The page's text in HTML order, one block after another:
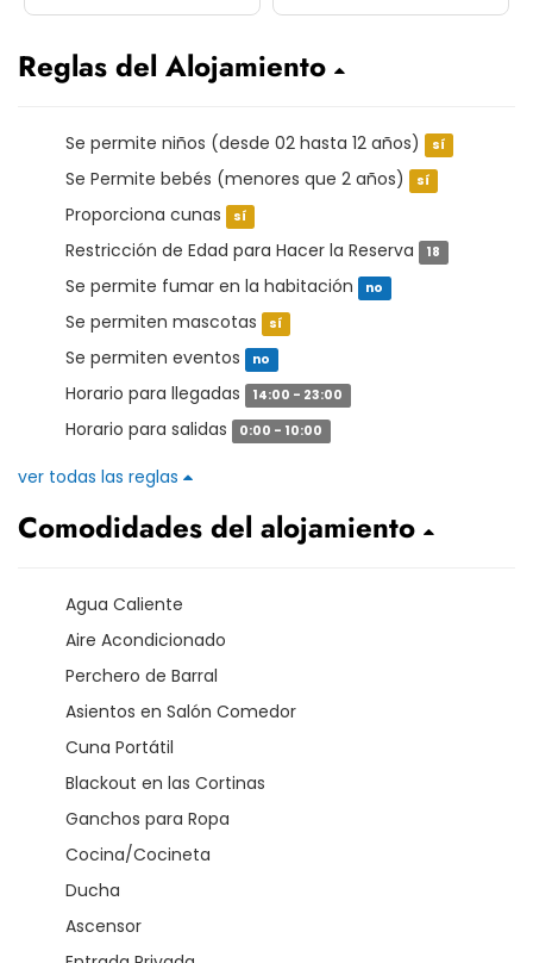
Reglas del Alojamiento
Se permite niños (desde 02 hasta 12 años) sí
Se Permite bebés (menores que 2 años) sí
Proporciona cunas sí
Restricción de Edad para Hacer la Reserva 18
Se permite fumar en la habitación no
Se permiten mascotas sí
Se permiten eventos no
Horario para llegadas 14:00 - 23:00
Horario para salidas 0:00 - 10:00
ver todas las reglas
Comodidades del alojamiento
Agua Caliente
Aire Acondicionado
Perchero de Barral
Asientos en Salón Comedor
Cuna Portátil
Blackout en las Cortinas
Ganchos para Ropa
Cocina/Cocineta
Ducha
Ascensor